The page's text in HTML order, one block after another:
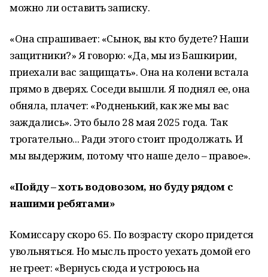
можно ли оставить записку.
«Она спрашивает: «Сынок, вы кто будете? Наши
защитники?» Я говорю: «Да, мы из Башкирии,
приехали вас защищать». Она на колени встала
прямо в дверях. Соседи вышли. Я поднял ее, она
обняла, плачет: «Родненький, как же мы вас
заждались». Это было 28 мая 2025 года. Так
трогательно... Ради этого стоит продолжать. И
мы выдержим, потому что наше дело – правое».
«Пойду – хоть водовозом, но буду рядом с
нашими ребятами»
Комиссару скоро 65. По возрасту скоро придется
увольняться. Но мысль просто уехать домой его
не греет: «Вернусь сюда и устроюсь на